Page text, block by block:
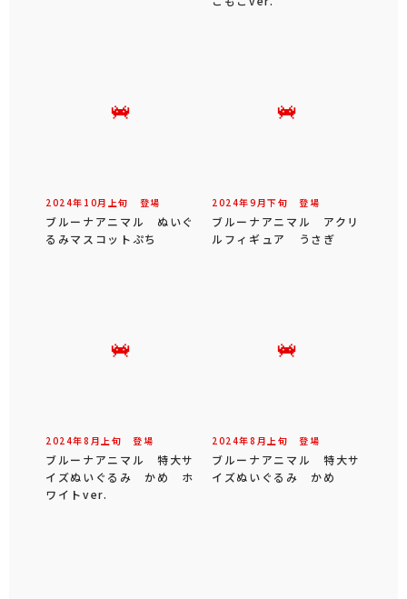
2024年 10月 上旬 登場
ブルーナアニマル ぬいぐ
るみマスコットぷち
2024年9 月下旬 登場
ブルーナアニマル アクリ
ルフィギュア うさぎ
2024年8 月 上旬 登場
ブルーナアニマル 特大サ
イズぬいぐるみ かめ ホ
ワイトver.
2024年8 月 上旬 登場
ブルーナアニマル 特大サ
イズぬいぐるみ かめ